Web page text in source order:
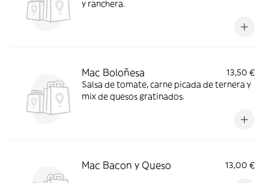
y ranchera.
Mac Boloñesa
13,50 €
Salsa de tomate, carne picada de ternera y
mix de quesos gratinados.
Mac Bacon y Queso 13,00 €